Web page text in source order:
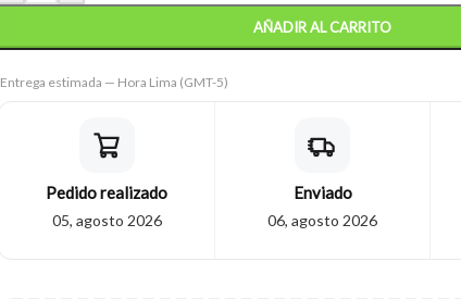
AÑADIR AL CARRITO
Entrega estimada — Hora Lima (GMT-5)
Pedido realizado
05, agosto 2026
Enviado
06, agosto 2026